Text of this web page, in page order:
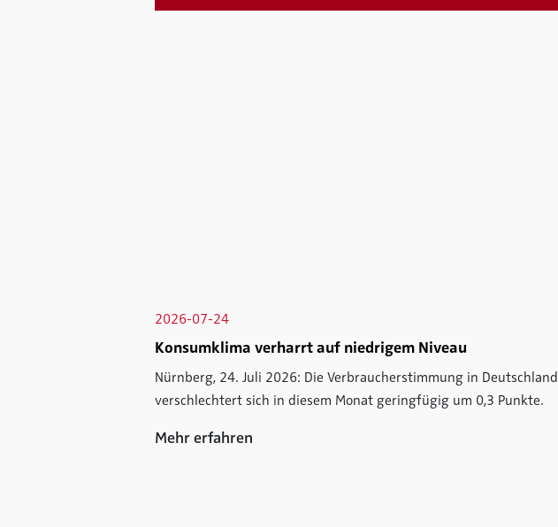
2026-07-24
Konsumklima verharrt auf niedrigem Niveau
Nürnberg, 24. Juli 2026: Die Verbraucherstimmung in Deutschland
verschlechtert sich in diesem Monat geringfügig um 0,3 Punkte.
Mehr erfahren